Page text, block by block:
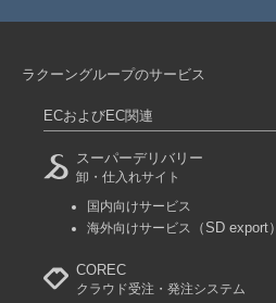
ラクーングループのサービス
ECおよびEC関連
スーパーデリバリー
卸・仕入れサイト
国内向けサービス
海外向けサービス
（SD export）
COREC
クラウド受注・発注システム